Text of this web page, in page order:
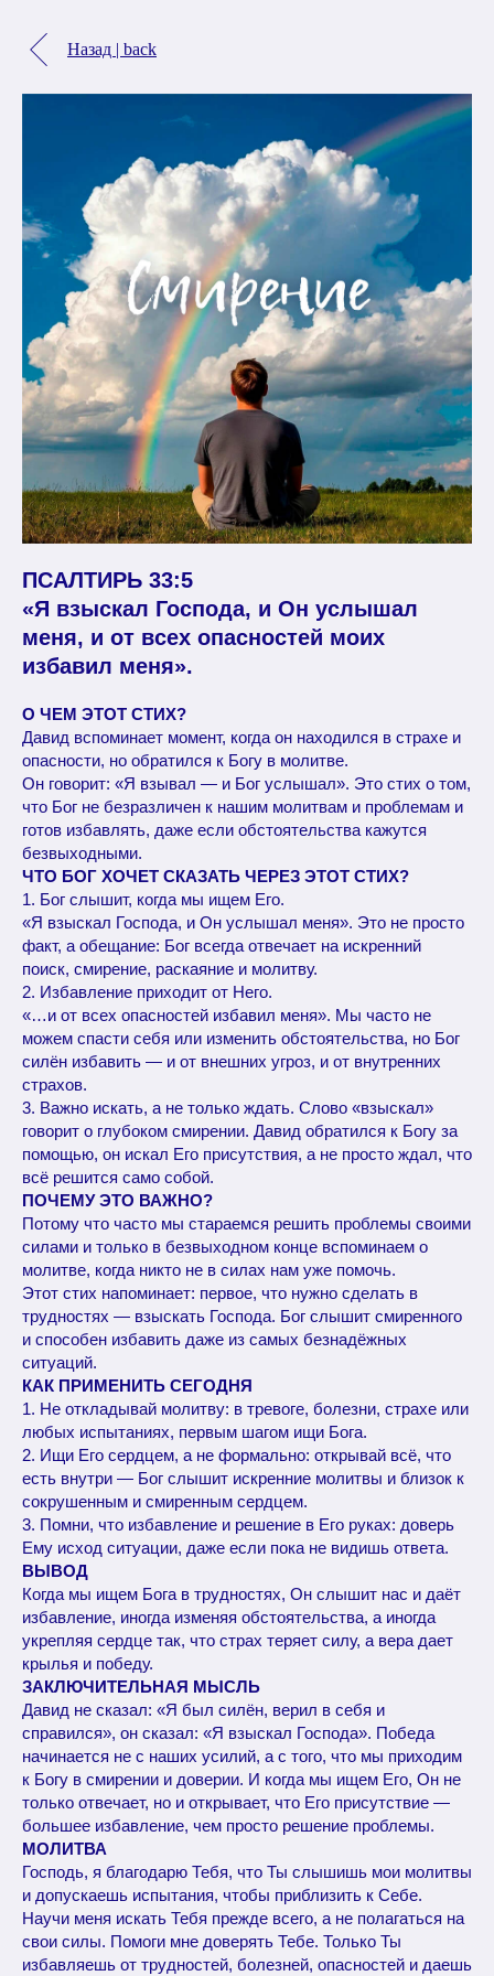
Назад | back
ПСАЛТИРЬ 33:5
«Я взыскал Господа, и Он услышал
меня, и от всех опасностей моих
избавил меня».
О ЧЕМ ЭТОТ СТИХ?
Давид вспоминает момент, когда он находился в страхе и
опасности, но обратился к Богу в молитве.
Он говорит: «Я взывал — и Бог услышал». Это стих о том,
что Бог не безразличен к нашим молитвам и проблемам и
готов избавлять, даже если обстоятельства кажутся
безвыходными.
ЧТО БОГ ХОЧЕТ СКАЗАТЬ ЧЕРЕЗ ЭТОТ СТИХ?
1. Бог слышит, когда мы ищем Его.
«Я взыскал Господа, и Он услышал меня». Это не просто
факт, а обещание: Бог всегда отвечает на искренний
поиск, смирение, раскаяние и молитву.
2. Избавление приходит от Него.
«…и от всех опасностей избавил меня». Мы часто не
можем спасти себя или изменить обстоятельства, но Бог
силён избавить — и от внешних угроз, и от внутренних
страхов.
3. Важно искать, а не только ждать. Слово «взыскал»
говорит о глубоком смирении. Давид обратился к Богу за
помощью, он искал Его присутствия, а не просто ждал, что
всё решится само собой.
ПОЧЕМУ ЭТО ВАЖНО?
Потому что часто мы стараемся решить проблемы своими
силами и только в безвыходном конце вспоминаем о
молитве, когда никто не в силах нам уже помочь.
Этот стих напоминает: первое, что нужно сделать в
трудностях — взыскать Господа. Бог слышит смиренного
и способен избавить даже из самых безнадёжных
ситуаций.
КАК ПРИМЕНИТЬ СЕГОДНЯ
1. Не откладывай молитву: в тревоге, болезни, страхе или
любых испытаниях, первым шагом ищи Бога.
2. Ищи Его сердцем, а не формально: открывай всё, что
есть внутри — Бог слышит искренние молитвы и близок к
сокрушенным и смиренным сердцем.
3. Помни, что избавление и решение в Его руках: доверь
Ему исход ситуации, даже если пока не видишь ответа.
ВЫВОД
Когда мы ищем Бога в трудностях, Он слышит нас и даёт
избавление, иногда изменяя обстоятельства, а иногда
укрепляя сердце так, что страх теряет силу, а вера дает
крылья и победу.
ЗАКЛЮЧИТЕЛЬНАЯ МЫСЛЬ
Давид не сказал: «Я был силён, верил в себя и
справился», он сказал: «Я взыскал Господа». Победа
начинается не с наших усилий, а с того, что мы приходим
к Богу в смирении и доверии. И когда мы ищем Его, Он не
только отвечает, но и открывает, что Его присутствие —
большее избавление, чем просто решение проблемы.
МОЛИТВА
Господь, я благодарю Тебя, что Ты слышишь мои молитвы
и допускаешь испытания, чтобы приблизить к Себе.
Научи меня искать Тебя прежде всего, а не полагаться на
свои силы. Помоги мне доверять Тебе. Только Ты
избавляешь от трудностей, болезней, опасностей и даешь